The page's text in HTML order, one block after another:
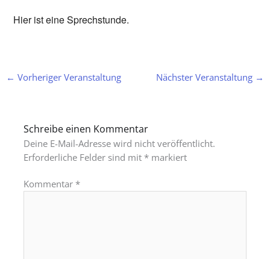
Hier ist eine Sprechstunde.
← Vorheriger Veranstaltung Nächster Veranstaltung →
Schreibe einen Kommentar
Deine E-Mail-Adresse wird nicht veröffentlicht.
Erforderliche Felder sind mit * markiert
Kommentar *